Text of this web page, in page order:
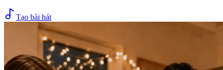
Tạo bài hát